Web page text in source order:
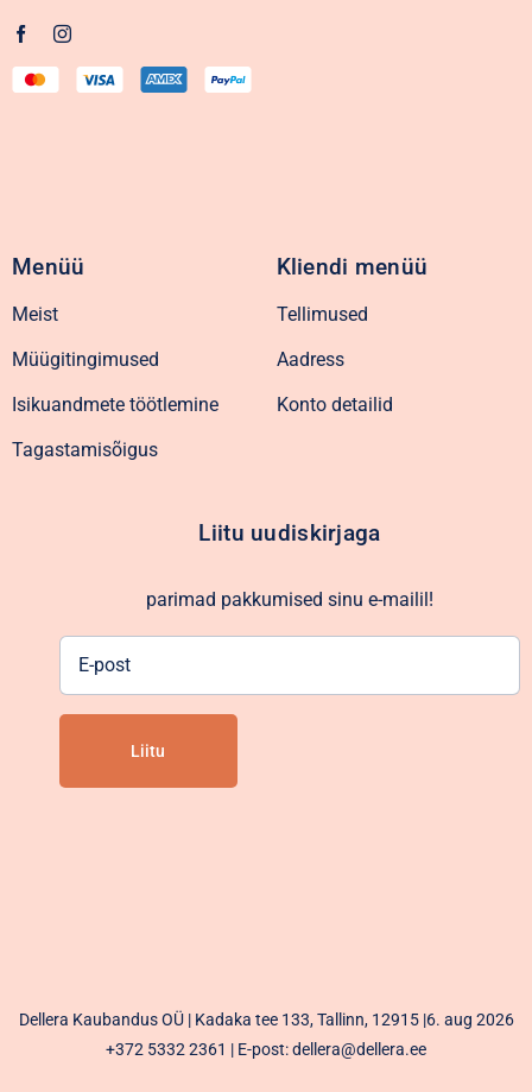
Menüü
Meist
Müügitingimused
Isikuandmete töötlemine
Tagastamisõigus
Kliendi menüü
Tellimused
Aadress
Konto detailid
Liitu uudiskirjaga
parimad pakkumised sinu e-mailil!
Dellera Kaubandus OÜ | Kadaka tee 133, Tallinn, 12915 |6. aug 2026
+372 5332 2361 | E-post: dellera@dellera.ee